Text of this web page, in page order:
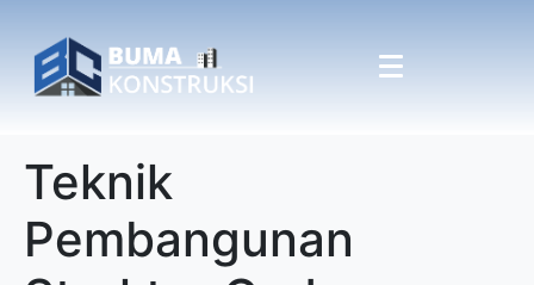
Teknik
Pembangunan